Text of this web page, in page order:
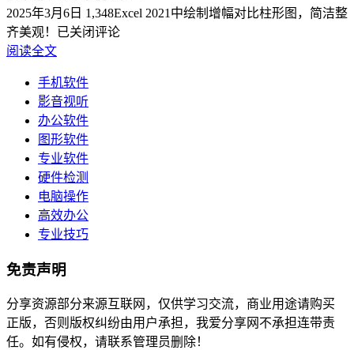
2025年3月6日 1,348Excel 2021中绘制增幅对比柱形图，简洁整
齐美观！ 已关闭评论
阅读全文
手机软件
影音视听
办公软件
图形软件
专业软件
硬件检测
电脑操作
高效办公
专业技巧
免责声明
分享资源部分来源互联网，仅供学习交流，商业用途请购买
正版，否则版权纠纷由用户承担，我爱分享网不承担连带责
任。如有侵权，请联系管理员删除！